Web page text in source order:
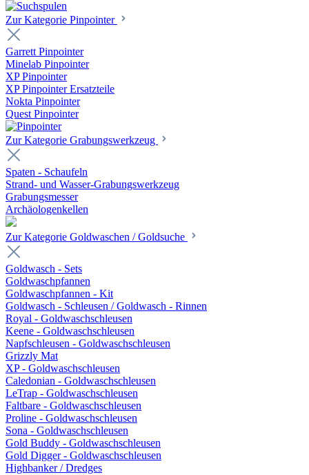
Zur Kategorie Pinpointer
Garrett Pinpointer
Minelab Pinpointer
XP Pinpointer
XP Pinpointer Ersatzteile
Nokta Pinpointer
Quest Pinpointer
Zur Kategorie Grabungswerkzeug
Spaten - Schaufeln
Strand- und Wasser-Grabungswerkzeug
Grabungsmesser
Archäologenkellen
Zur Kategorie Goldwaschen / Goldsuche
Goldwasch - Sets
Goldwaschpfannen
Goldwaschpfannen - Kit
Goldwasch - Schleusen / Goldwasch - Rinnen
Royal - Goldwaschschleusen
Keene - Goldwaschschleusen
Napfschleusen - Goldwaschschleusen
Grizzly Mat
XP - Goldwaschschleusen
Caledonian - Goldwaschschleusen
LeTrap - Goldwaschschleusen
Faltbare - Goldwaschschleusen
Proline - Goldwaschschleusen
Sona - Goldwaschschleusen
Gold Buddy - Goldwaschschleusen
Gold Digger - Goldwaschschleusen
Highbanker / Dredges